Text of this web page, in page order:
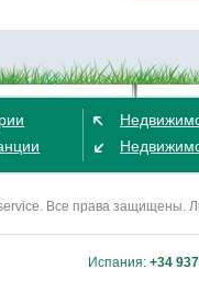
Все права защищены.
Испания: +34